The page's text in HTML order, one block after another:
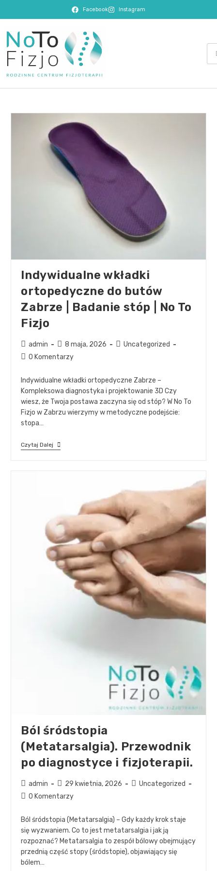
Facebook Instagram
Indywidualne wkładki
ortopedyczne do butów
Zabrze | Badanie stóp | No To
Fizjo
admin 8 maja, 2026
Uncategorized
0 Komentarzy
Indywidualne wkładki ortopedyczne Zabrze –
Kompleksowa diagnostyka i projektowanie 3D Czy
wiesz, że Twoja postawa zaczyna się od stóp? W No To
Fizjo w Zabrzu wierzymy w metodyczne podejście:
stopa…
Czytaj Dalej
Ból śródstopia
(Metatarsalgia). Przewodnik
po diagnostyce i fizjoterapii.
admin 29 kwietnia, 2026
Uncategorized
0 Komentarzy
Ból śródstopia (Metatarsalgia) – Gdy każdy krok staje
się wyzwaniem. Co to jest metatarsalgia i jak ją
rozpoznać? Metatarsalgia to zespół bólowy obejmujący
przednią część stopy (śródstopie), objawiający się
bólem…